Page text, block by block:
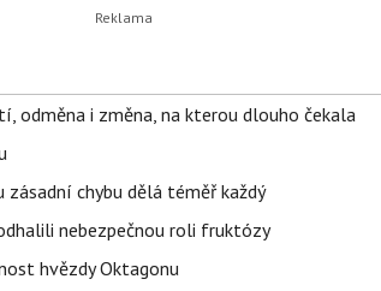
odměna i změna, na kterou dlouho čekala
chybu dělá téměř každý
nebezpečnou roli fruktózy
hvězdy Oktagonu